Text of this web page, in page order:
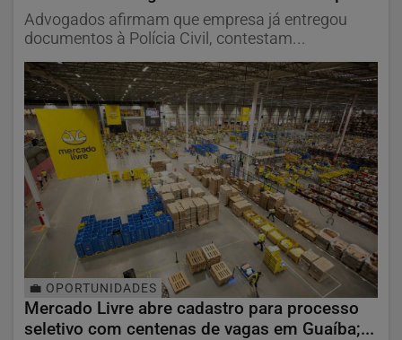
Advogados afirmam que empresa já entregou
documentos à Polícia Civil, contestam...
💼 OPORTUNIDADES
Mercado Livre abre cadastro para processo
seletivo com centenas de vagas em Guaíba;...